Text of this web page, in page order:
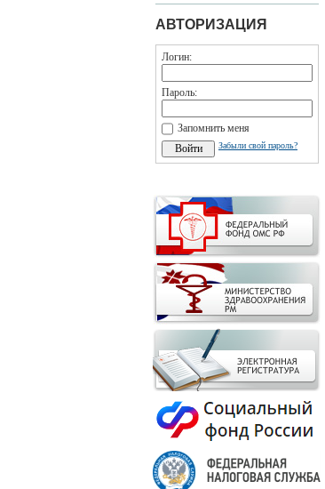
АВТОРИЗАЦИЯ
Логин:
Пароль:
Запомнить меня
Забыли свой пароль?